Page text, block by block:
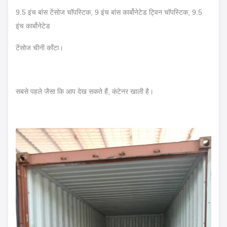
9.5 इंच बांस टेंसोज चॉपस्टिक, 9 इंच बांस कार्बोनेटेड ट्विन चॉपस्टिक, 9.5
इंच कार्बोनेटेड
टेंसोज चीनी काँटा।
सबसे पहले जैसा कि आप देख सकते हैं, कंटेनर खाली है।